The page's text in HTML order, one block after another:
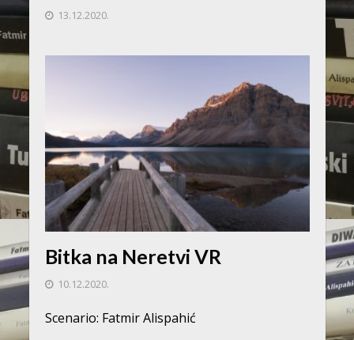
13.12.2020.
Bitka na Neretvi VR
10.12.2020.
Scenario: Fatmir Alispahić